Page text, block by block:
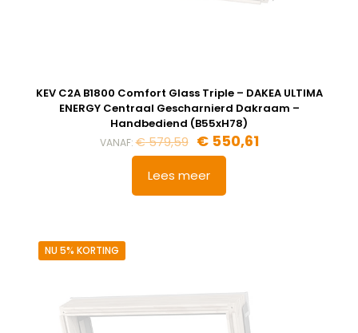
KEV C2A B1800 Comfort Glass Triple – DAKEA ULTIMA
ENERGY Centraal Gescharnierd Dakraam –
Handbediend (B55xH78)
VANAF:€579,59 Oorspronkelijke
prijs
was:
€ 579,59.
€550,61Huidige
Lees meer
NU 5% KORTING